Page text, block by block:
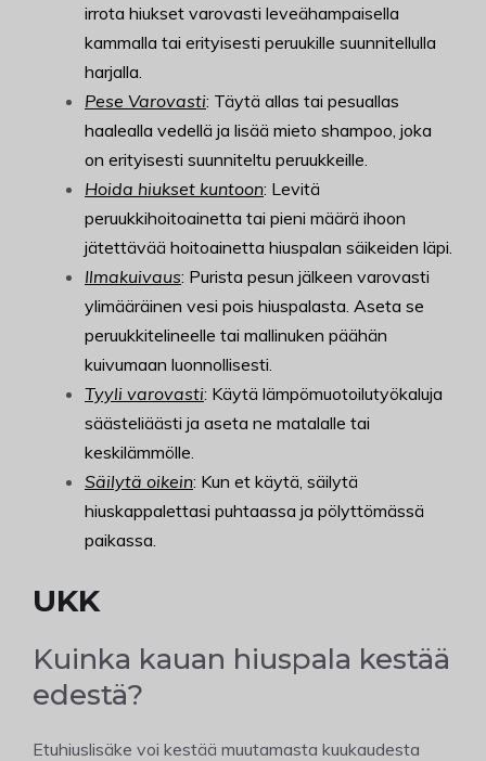
irrota hiukset varovasti leveähampaisella
kammalla tai erityisesti peruukille suunnitellulla
harjalla.
Pese Varovasti: Täytä allas tai pesuallas
haalealla vedellä ja lisää mieto shampoo, joka
on erityisesti suunniteltu peruukkeille.
Hoida hiukset kuntoon: Levitä
peruukkihoitoainetta tai pieni määrä ihoon
jätettävää hoitoainetta hiuspalan säikeiden läpi.
Ilmakuivaus: Purista pesun jälkeen varovasti
ylimääräinen vesi pois hiuspalasta. Aseta se
peruukkitelineelle tai mallinuken päähän
kuivumaan luonnollisesti.
Tyyli varovasti: Käytä lämpömuotoilutyökaluja
säästeliäästi ja aseta ne matalalle tai
keskilämmölle.
Säilytä oikein: Kun et käytä, säilytä
hiuskappalettasi puhtaassa ja pölyttömässä
paikassa.
UKK
Kuinka kauan hiuspala kestää
edestä?
Etuhiuslisäke voi kestää muutamasta kuukaudesta